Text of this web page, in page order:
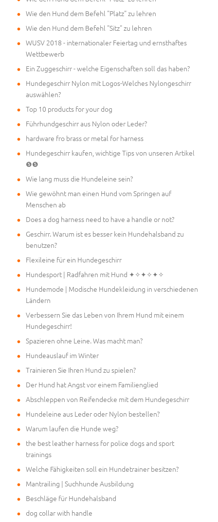
Wie den Hund dem Befehl "Platz" zu lehren
Wie den Hund dem Befehl "Sitz" zu lehren
WUSV 2018 - internationaler Feiertag und ernsthaftes
Wettbewerb
Ein Zuggeschirr - welche Eigenschaften soll das haben?
Hundegeschirr Nylon mit Logos-Welches Nylongeschirr
auswählen?
Top 10 products for your dog
Führhundgeschirr aus Nylon oder Leder?
hardware fro brass or metal for harness
Hundegeschirr kaufen, wichtige Tips von unseren Artikel
❺❺
Wie lang muss die Hundeleine sein?
Wie gewöhnt man einen Hund vom Springen auf
Menschen ab
Does a dog harness need to have a handle or not?
Geschirr. Warum ist es besser kein Hundehalsband zu
benutzen?
Flexileine für ein Hundegeschirr
Hundesport | Radfahren mit Hund ✦✧✦✧✦✧
Hundemode | Modische Hundekleidung in verschiedenen
Ländern
Verbessern Sie das Leben von Ihrem Hund mit einem
Hundegeschirr!
Spazieren ohne Leine. Was macht man?
Hundeauslauf im Winter
Trainieren Sie Ihren Hund zu spielen?
Der Hund hat Angst vor einem Familienglied
Abschleppen von Reifendecke mit dem Hundegeschirr
Hundeleine aus Leder oder Nylon bestellen?
Warum laufen die Hunde weg?
the best leather harness for police dogs and sport
trainings
Welche Fähigkeiten soll ein Hundetrainer besitzen?
Mantrailing | Suchhunde Ausbildung
Beschläge für Hundehalsband
dog collar with handle